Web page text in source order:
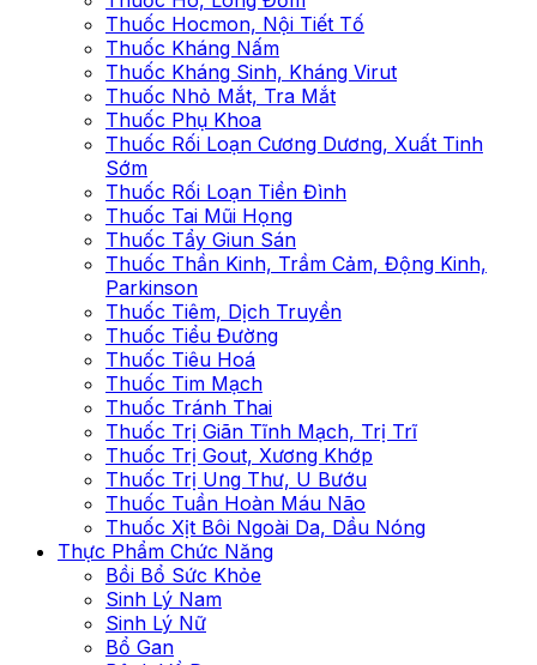
Thuốc Hocmon, Nội Tiết Tố
Thuốc Kháng Nấm
Thuốc Kháng Sinh, Kháng Virut
Thuốc Nhỏ Mắt, Tra Mắt
Thuốc Phụ Khoa
Thuốc Rối Loạn Cương Dương, Xuất Tinh
Sớm
Thuốc Rối Loạn Tiền Đình
Thuốc Tai Mũi Họng
Thuốc Tẩy Giun Sán
Thuốc Thần Kinh, Trầm Cảm, Động Kinh,
Parkinson
Thuốc Tiêm, Dịch Truyền
Thuốc Tiểu Đường
Thuốc Tiêu Hoá
Thuốc Tim Mạch
Thuốc Tránh Thai
Thuốc Trị Giãn Tĩnh Mạch, Trị Trĩ
Thuốc Trị Gout, Xương Khớp
Thuốc Trị Ung Thư, U Bướu
Thuốc Tuần Hoàn Máu Não
Thuốc Xịt Bôi Ngoài Da, Dầu Nóng
Thực Phẩm Chức Năng
Bồi Bổ Sức Khỏe
Sinh Lý Nam
Sinh Lý Nữ
Bổ Gan